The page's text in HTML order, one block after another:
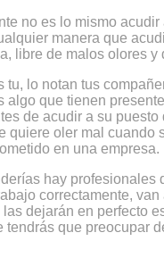
no es lo mismo acudir
manera que
libre de malos olores y
tu, lo notan tus
algo que tienen
de acudir a su puesto
quiere oler mal cuando
en una empresa.
hay profesionales
correctamente,
las dejarán en perfecto
tendrás que preocupar